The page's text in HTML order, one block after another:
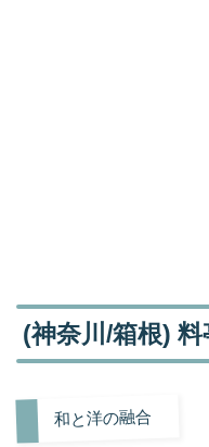
(神奈川/箱根)
和と洋の融合